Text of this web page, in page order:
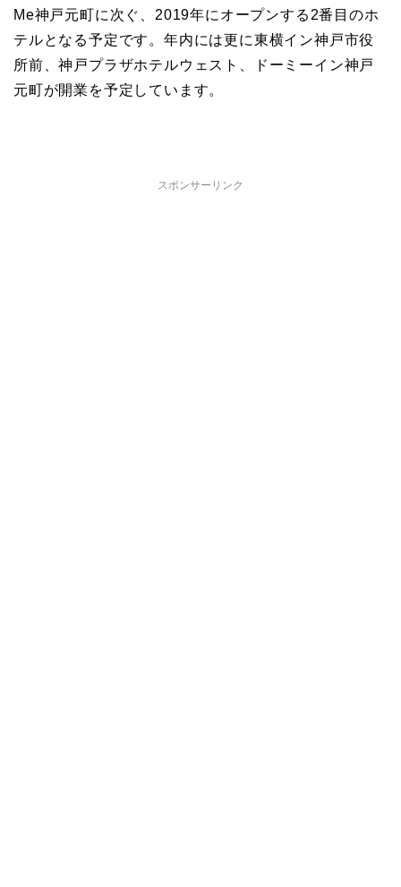
Me神戸元町に次ぐ、2019年にオープンする2番目のホ
テルとなる予定です。年内には更に東横イン神戸市役
所前、神戸プラザホテルウェスト、ドーミーイン神戸
元町が開業を予定しています。
スポンサーリンク